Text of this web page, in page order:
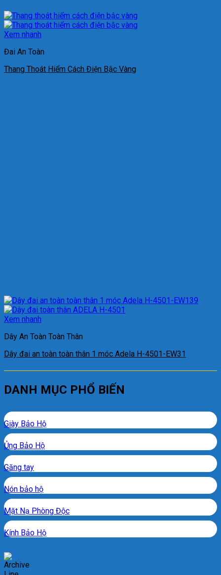
Xem nhanh
Đai An Toàn
Thang Thoát Hiểm Cách Điện Bậc Vàng
Xem nhanh
Dây An Toàn Toàn Thân
Dây đai an toàn toàn thân 1 móc Adela H-4501-EW31
DANH MỤC PHỔ BIẾN
Giày Bảo Hộ
Ủng Bảo Hộ
Găng tay
Nón bảo hộ
Mặt Nạ Phòng Độc
Kính Bảo Hộ